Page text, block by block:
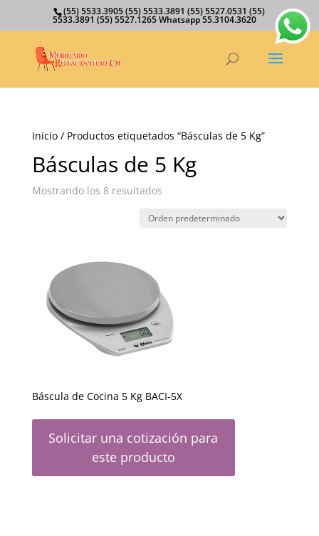
(55) 5533.3905 (55) 5533.3891 (55) 5527.0531 (55)
5533.3891 (55) 5527.1265 Whatsapp 55.3104.3620
Inicio/ Productos etiquetados “Básculas de 5 Kg”
Básculas de 5 Kg
Mostrando los 8 resultados
Báscula de Cocina 5 Kg BACI-5X
Solicitar una cotización para
este producto